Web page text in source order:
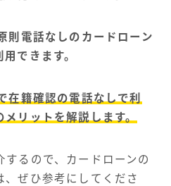
則電話なしのカードローン
できます。
在籍確認の電話なしで利
リットを解説します。
るので、カードローンの
ぜひ参考にしてくださ